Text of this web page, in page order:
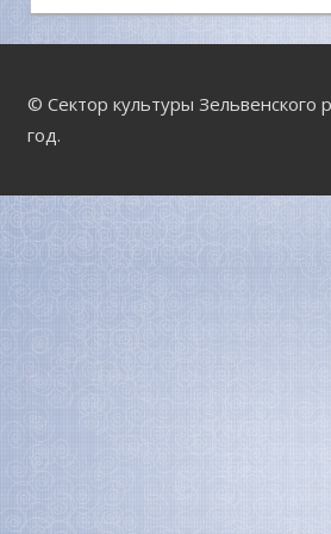
© Сектор культуры Зельвенского
год.